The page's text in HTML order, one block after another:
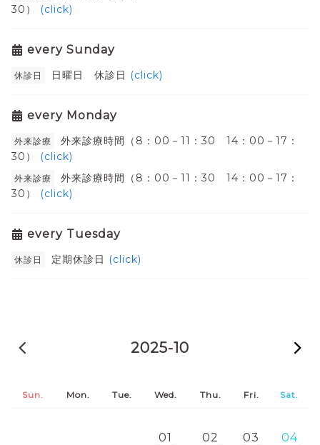
30）
(click)
every Sunday
休診日 日曜日 休診日 (click)
every Monday
外来診療
外来診療時間（8：00－11：30 14：00－17：
30）
(click)
外来診療
外来診療時間（8：00－11：30 14：00－17：
30）
(click)
every Tuesday
休診日 定期休診日 (click)
2025-10
Sun. Mon. Tue. Wed. Thu. Fri. Sat.
01 02 03 04